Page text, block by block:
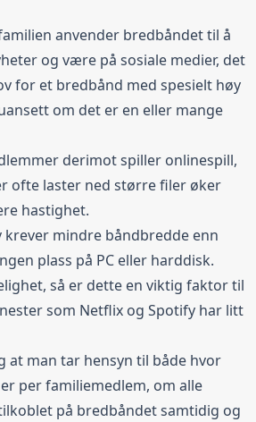
anvender bredbåndet til å
og være på sosiale medier, det
for et bredbånd med spesielt høy
om det er en eller mange
derimot spiller onlinespill,
ofte laster ned større filer øker
hastighet.
krever mindre båndbredde enn
plass på PC eller harddisk.
så er dette en viktig faktor til
som Netflix og Spotify har litt
at man tar hensyn til både hvor
per familiemedlem, om alle
på bredbåndet samtidig og